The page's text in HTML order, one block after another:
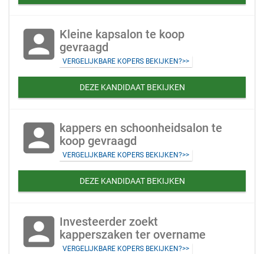
account_box Kleine kapsalon te koop
gevraagd
VERGELIJKBARE KOPERS BEKIJKEN?>>
DEZE KANDIDAAT BEKIJKEN
account_box kappers en schoonheidsalon te
koop gevraagd
VERGELIJKBARE KOPERS BEKIJKEN?>>
DEZE KANDIDAAT BEKIJKEN
account_box Investeerder zoekt
kapperszaken ter overname
VERGELIJKBARE KOPERS BEKIJKEN?>>